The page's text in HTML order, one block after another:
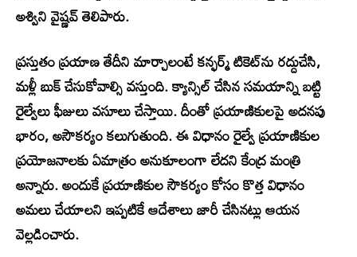
అశ్విని వైష్ణవ్ తెలిపారు.
ప్రస్తుతం ప్రయాణ తేదీని మార్చాలంటే కన్ఫర్మ్ టికెట్‌ను రద్దుచేసి,
మళ్లీ బుక్ చేసుకోవాల్సి వస్తుంది. క్యాన్సిల్ చేసిన సమయాన్ని బట్టి
రైల్వేలు ఫీజులు వసూలు చేస్తాయి. దీంతో ప్రయాణికులపై అదనపు
భారం, అసౌకర్యం కలుగుతుంది. ఈ విధానం రైల్వే ప్రయాణికుల
ప్రయోజనాలకు ఏమాత్రం అనుకూలంగా లేదని కేంద్ర మంత్రి
అన్నారు. అందుకే ప్రయాణికుల సౌకర్యం కోసం కొత్త విధానం
అమలు చేయాలని ఇప్పటికే ఆదేశాలు జారీ చేసినట్లు ఆయన
వెల్లడించారు.